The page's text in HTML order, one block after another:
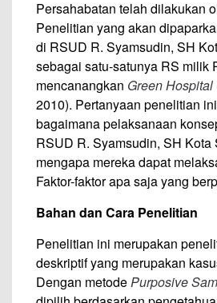
Persahabatan telah dilakukan
Penelitian yang akan
di RSUD R. Syamsudin, SH
sebagai satu-satunya RS milik
mencanangkan Green Hospital
2010). Pertanyaan penelitian
bagaimana pelaksanaan
RSUD R. Syamsudin, SH Kota
mengapa mereka dapat
Faktor-faktor apa saja yang
Bahan dan Cara Penelitian
Penelitian ini merupakan
deskriptif yang merupakan
Dengan metodePurposive